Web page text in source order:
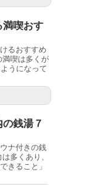
満喫おす
るおすすめ
喫は多くが
うになって
銭湯７
ナ付きの銭
多くあり、
きること」